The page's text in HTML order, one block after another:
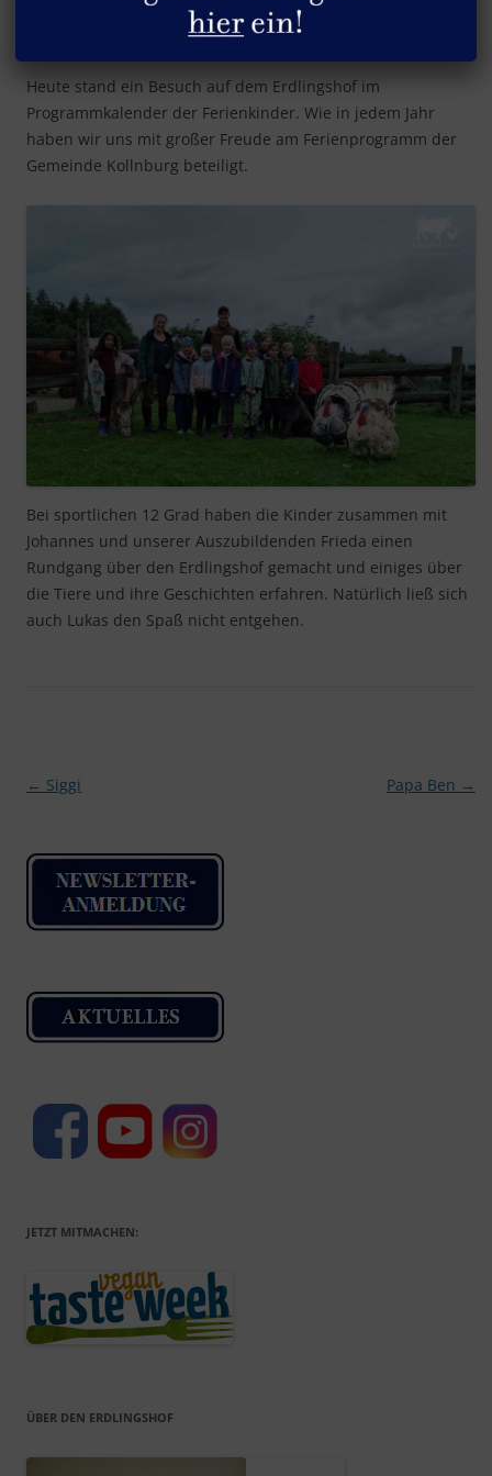
Besuch der Ferienkinder
Heute stand ein Besuch auf dem Erdlingshof im
Programmkalender der Ferienkinder. Wie in jedem Jahr
haben wir uns mit großer Freude am Ferienprogramm der
Gemeinde Kollnburg beteiligt.
Bei sportlichen 12 Grad haben die Kinder zusammen mit
Johannes und unserer Auszubildenden Frieda einen
Rundgang über den Erdlingshof gemacht und einiges über
die Tiere und ihre Geschichten erfahren. Natürlich ließ sich
auch Lukas den Spaß nicht entgehen.
Beitragsnavigation
← Siggi Papa Ben →
JETZT MITMACHEN:
ÜBER DEN ERDLINGSHOF